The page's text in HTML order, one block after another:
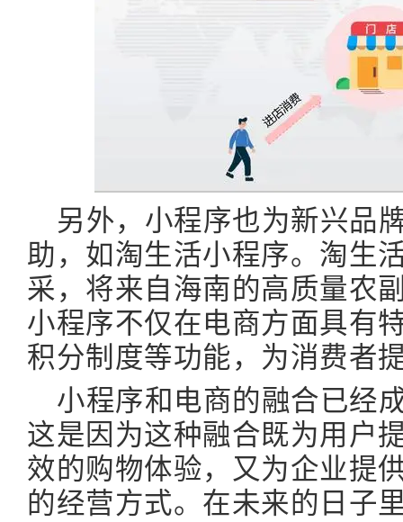
另外，小程序也为新兴品
助，如淘生活小程序。淘生
采，将来自海南的高质量农
小程序不仅在电商方面具有
积分制度等功能，为消费者
小程序和电商的融合已经
这是因为这种融合既为用户
效的购物体验，又为企业提
的经营方式。在未来的日子